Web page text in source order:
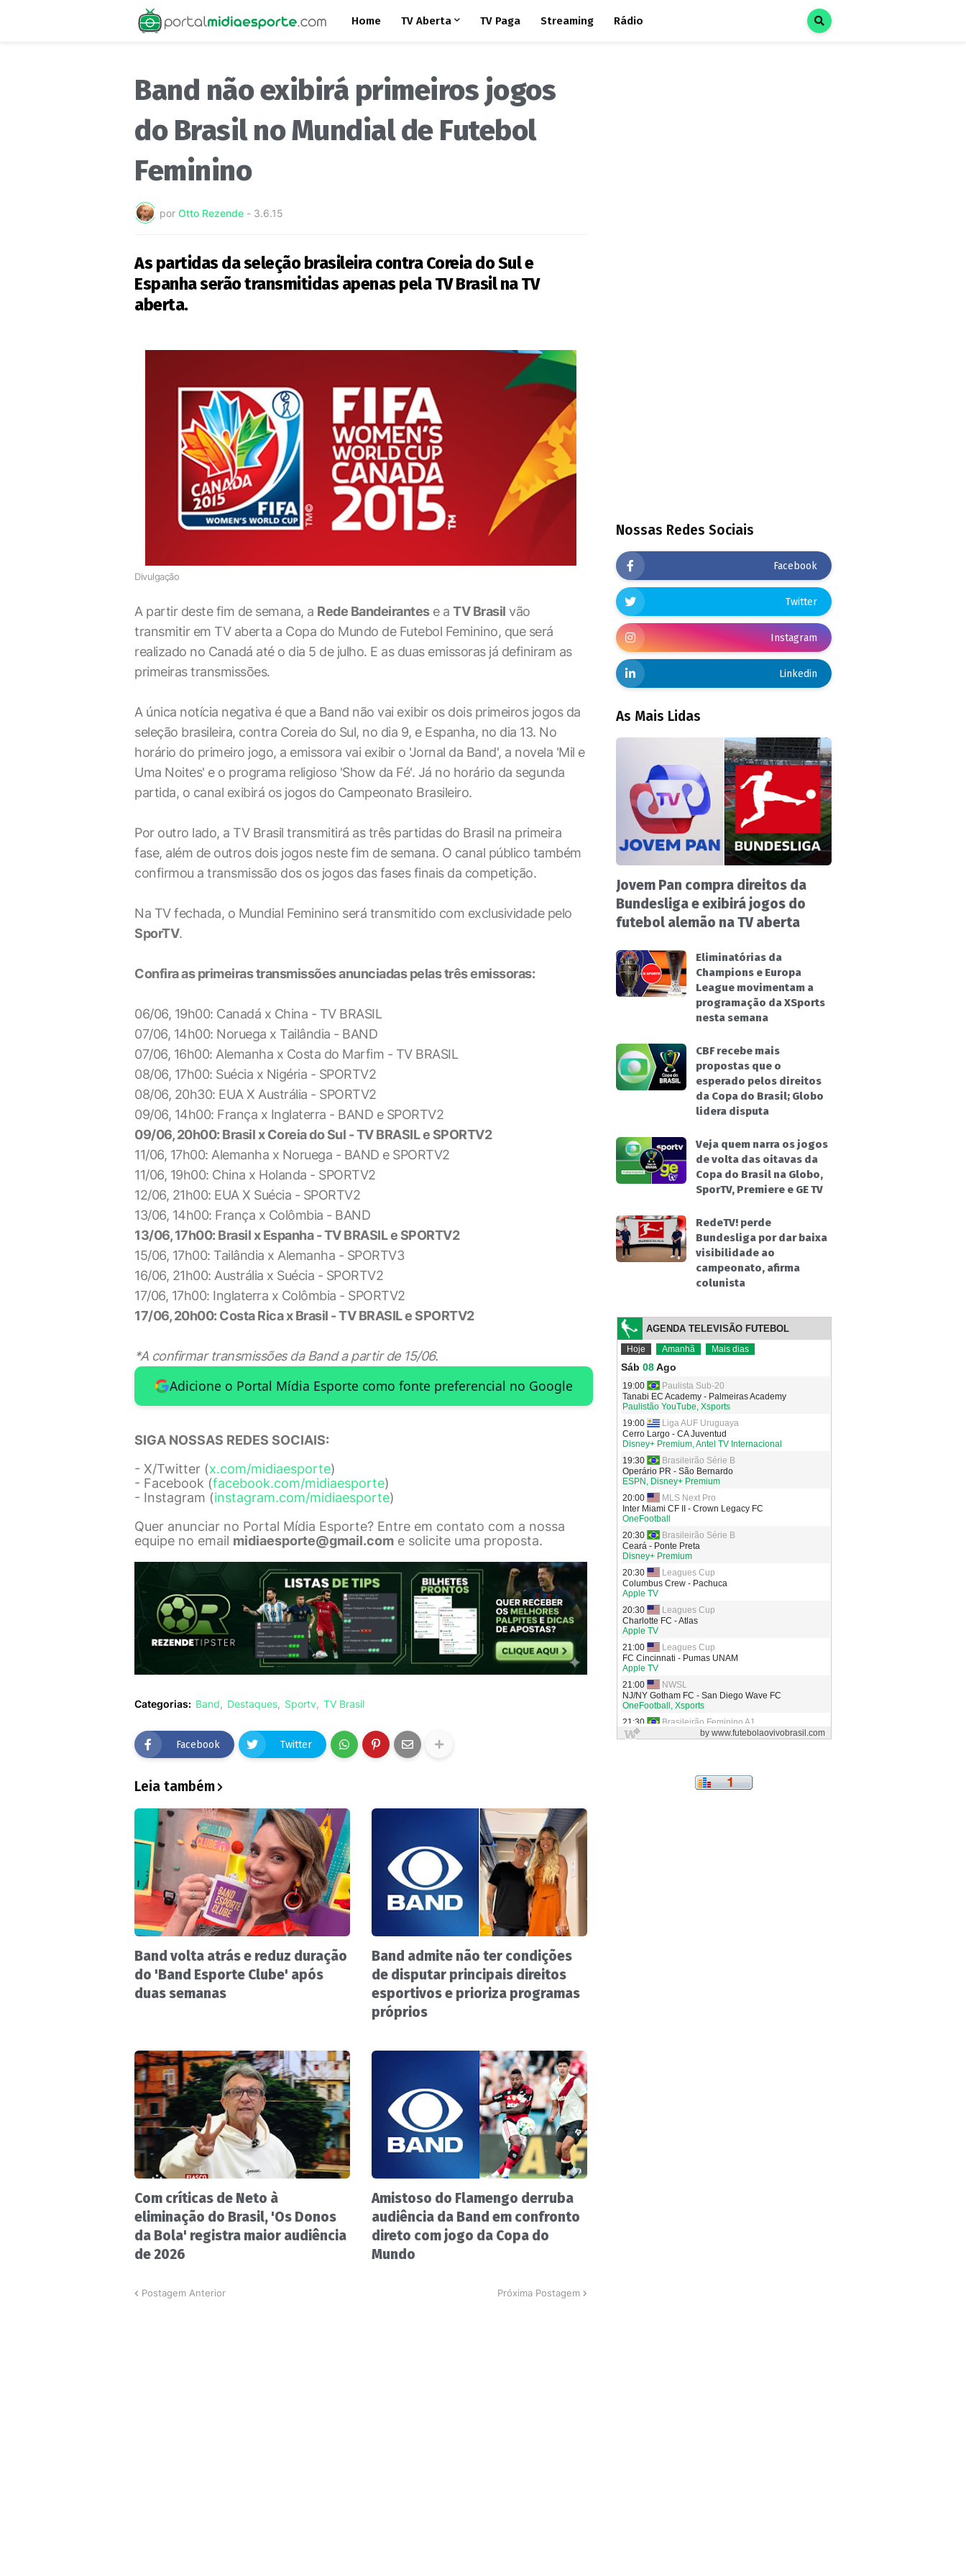
Home TV Aberta TV Paga Streaming Rádio
Band não exibirá primeiros jogos
do Brasil no Mundial de Futebol
Feminino
por Otto Rezende - 3.6.15
As partidas da seleção brasileira contra Coreia do Sul e
Espanha serão transmitidas apenas pela TV Brasil na TV
aberta.
Divulgação
A partir deste fim de semana, a Rede Bandeirantese a TV Brasil vão
transmitir em TV aberta a Copa do Mundo de Futebol Feminino, que será
realizado no Canadá até o dia 5 de julho. E as duas emissoras já definiram as
primeiras transmissões.
A única notícia negativa é que a Band não vai exibir os dois primeiros jogos da
seleção brasileira, contra Coreia do Sul, no dia 9, e Espanha, no dia 13. No
horário do primeiro jogo, a emissora vai exibir o 'Jornal da Band', a novela 'Mil e
Uma Noites' e o programa religioso 'Show da Fé'. Já no horário da segunda
partida, o canal exibirá os jogos do Campeonato Brasileiro.
Por outro lado, a TV Brasil transmitirá as três partidas do Brasil na primeira
fase, além de outros dois jogos neste fim de semana. O canal público também
confirmou a transmissão dos os jogos das fases finais da competição.
Na TV fechada, o Mundial Feminino será transmitido com exclusividade pelo
SporTV.
Confira as primeiras transmissões anunciadas pelas três emissoras:
06/06, 19h00: Canadá x China - TV BRASIL
07/06, 14h00: Noruega x Tailândia - BAND
07/06, 16h00: Alemanha x Costa do Marfim - TV BRASIL
08/06, 17h00: Suécia x Nigéria - SPORTV2
08/06, 20h30: EUA X Austrália - SPORTV2
09/06, 14h00: França x Inglaterra - BAND e SPORTV2
09/06, 20h00: Brasil x Coreia do Sul - TV BRASIL e SPORTV2
11/06, 17h00: Alemanha x Noruega - BAND e SPORTV2
11/06, 19h00: China x Holanda - SPORTV2
12/06, 21h00: EUA X Suécia - SPORTV2
13/06, 14h00: França x Colômbia - BAND
13/06, 17h00: Brasil x Espanha - TV BRASIL e SPORTV2
15/06, 17h00: Tailândia x Alemanha - SPORTV3
16/06, 21h00: Austrália x Suécia - SPORTV2
17/06, 17h00: Inglaterra x Colômbia - SPORTV2
17/06, 20h00: Costa Rica x Brasil - TV BRASIL e SPORTV2
*A confirmar transmissões da Band a partir de 15/06.
Adicione o Portal Mídia Esporte como fonte preferencial no Google
SIGA NOSSAS REDES SOCIAIS:
- X/Twitter (x.com/midiaesporte)
- Facebook (facebook.com/midiaesporte)
- Instagram (instagram.com/midiaesporte)
Quer anunciar no Portal Mídia Esporte? Entre em contato com a nossa
equipe no email midiaesporte@gmail.com e solicite uma proposta.
Categorias: Band Destaques Sportv TV Brasil
Facebook Twitter
Leia também
Band volta atrás e reduz duração
do 'Band Esporte Clube' após
duas semanas
Band admite não ter condições
de disputar principais direitos
esportivos e prioriza programas
próprios
Com críticas de Neto à
eliminação do Brasil, 'Os Donos
da Bola' registra maior audiência
de 2026
Amistoso do Flamengo derruba
audiência da Band em confronto
direto com jogo da Copa do
Mundo
Postagem Anterior Próxima Postagem
Nossas Redes Sociais
Facebook
Twitter
Instagram
Linkedin
As Mais Lidas
Jovem Pan compra direitos da
Bundesliga e exibirá jogos do
futebol alemão na TV aberta
Eliminatórias da
Champions e Europa
League movimentam a
programação da XSports
nesta semana
CBF recebe mais
propostas que o
esperado pelos direitos
da Copa do Brasil; Globo
lidera disputa
Veja quem narra os jogos
de volta das oitavas da
Copa do Brasil na Globo,
SporTV, Premiere e GE TV
RedeTV! perde
Bundesliga por dar baixa
visibilidade ao
campeonato, afirma
colunista